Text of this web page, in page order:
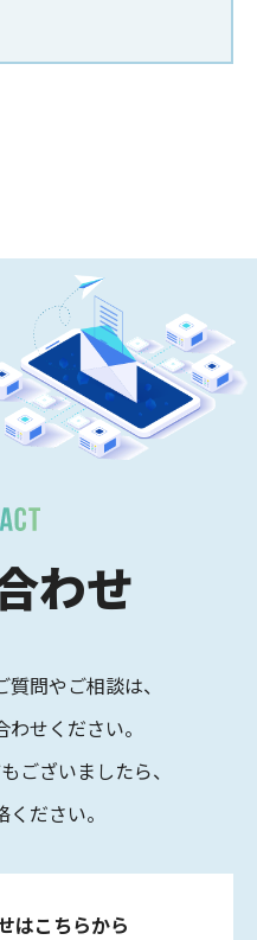
わせ
問やご相談は、
せください。
ございましたら、
ださい。
はこちらから